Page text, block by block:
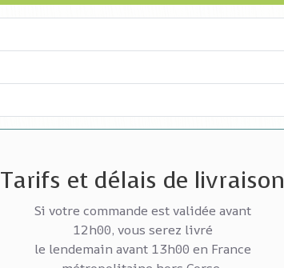
Tarifs et délais de livraison
Si votre commande est validée avant
12h00, vous serez livré
le lendemain avant 13h00 en France